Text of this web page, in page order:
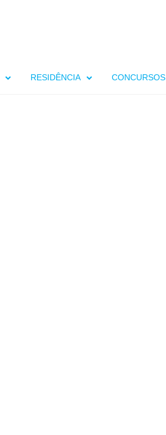
RESIDÊNCIA CONCURSOS